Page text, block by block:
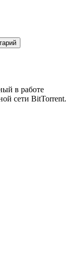
в работе
сети BitTorrent.